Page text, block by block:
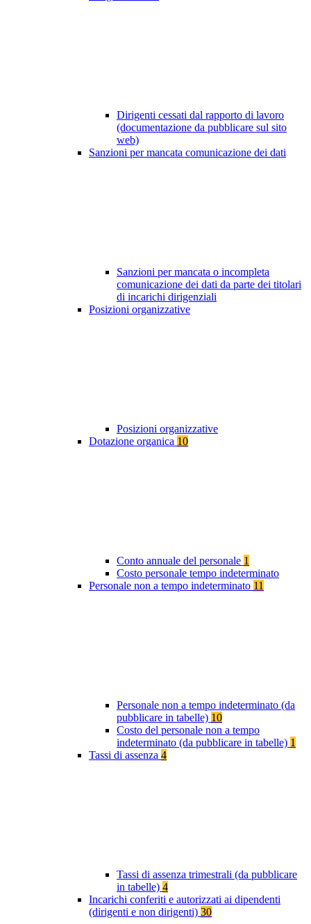
Dirigenti cessati dal rapporto di lavoro
(documentazione da pubblicare sul sito
web)
Sanzioni per mancata comunicazione dei dati
Sanzioni per mancata o incompleta
comunicazione dei dati da parte dei titolari
di incarichi dirigenziali
Posizioni organizzative
Posizioni organizzative
Dotazione organica 10
Conto annuale del personale 1
Costo personale tempo indeterminato
Personale non a tempo indeterminato 11
Personale non a tempo indeterminato (da
pubblicare in tabelle) 10
Costo del personale non a tempo
indeterminato (da pubblicare in tabelle) 1
Tassi di assenza 4
Tassi di assenza trimestrali (da pubblicare
in tabelle) 4
Incarichi conferiti e autorizzati ai dipendenti
(dirigenti e non dirigenti) 30